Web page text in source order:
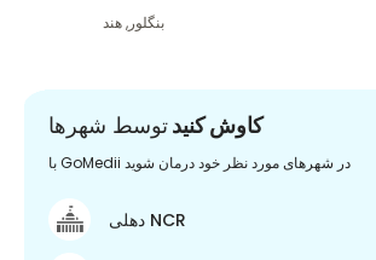
بنگلور,هند
کاوش کنیدتوسط شهرها
با GoMedii در شهرهای مورد نظر خود درمان شوید
دهلی NCR